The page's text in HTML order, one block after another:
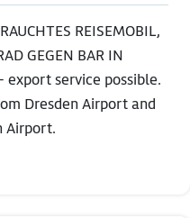
REISEMOBIL,
GEGEN BAR IN
export service possible.
Dresden Airport and
Airport.